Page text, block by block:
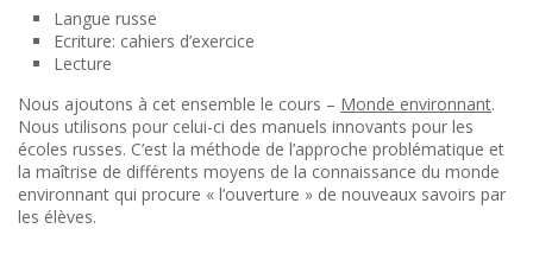
Langue russe
Ecriture: cahiers d’exercice
Lecture
Nous ajoutons à cet ensemble le cours – Monde environnant.
Nous utilisons pour celui-ci des manuels innovants pour les
écoles russes. C’est la méthode de l’approche problématique et
la maîtrise de différents moyens de la connaissance du monde
environnant qui procure « l’ouverture » de nouveaux savoirs par
les élèves.